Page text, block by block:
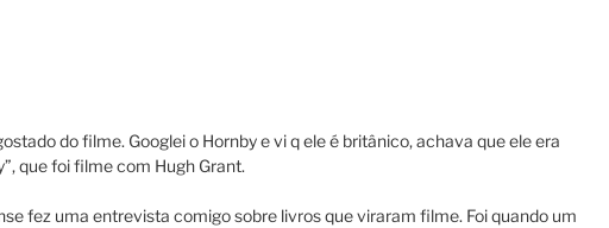
do filme. Googlei o Hornby e vi q ele é britânico, achava que ele era
que foi filme com Hugh Grant.
fez uma entrevista comigo sobre livros que viraram filme. Foi quando um